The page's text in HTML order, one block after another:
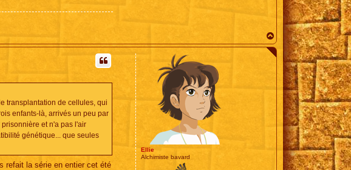
a
u
Ellie
Alchimiste bavard
transplantation de cellules, qui
enfants-là, arrivés un peu par
et n'a pas l'air
génétique... que seules
refait la série en entier cet été